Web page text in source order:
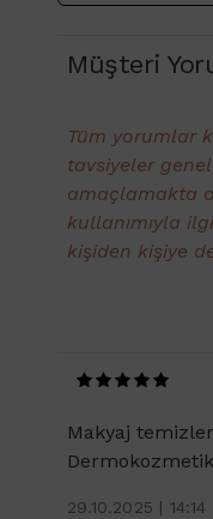
Müşteri
Tüm yorumlar
tavsiyeler
amaçlamakta
kullanımıyla
kişiden kişiye
Makyaj
29.10.2025 | 14:14